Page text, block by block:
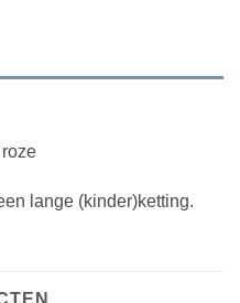
lange (kinder)ketting.